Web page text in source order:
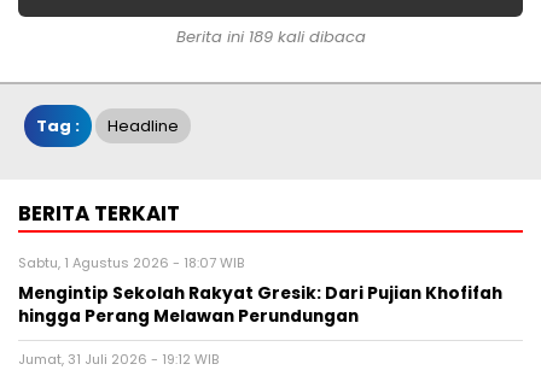
Berita ini 189 kali dibaca
Tag : Headline
BERITA TERKAIT
Sabtu, 1 Agustus 2026 - 18:07 WIB
Mengintip Sekolah Rakyat Gresik: Dari Pujian Khofifah
hingga Perang Melawan Perundungan
Jumat, 31 Juli 2026 - 19:12 WIB